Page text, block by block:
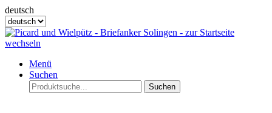
deutsch
Menü
Suchen
Suchen